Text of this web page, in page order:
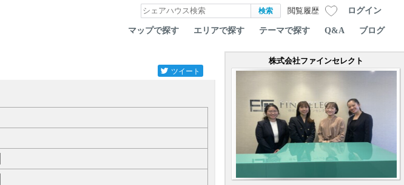
閲覧履歴 ログイン
マップで探す エリアで探す テーマで探す Q&A ブログ
ツイート
株式会社ファインセレクト